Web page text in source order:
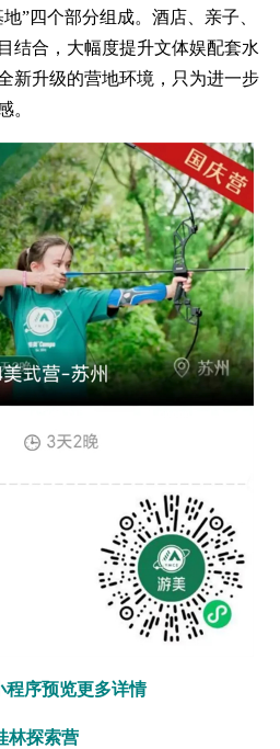
”四个部分组成。酒店、亲子、
结合，大幅度提升文体娱配套水
新升级的营地环境，只为进一步
。
程序预览更多详情
林探索营